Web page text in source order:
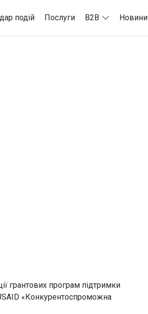
подій Послуги B2B Новини
грантових програм підтримки
«Конкурентоспроможна